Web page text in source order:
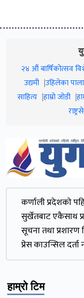
२४ औं बार्षिकोत्सव
उद्यमी उहिलेका
साहित्य हाम्रो जाेडी
कर्णाली प्रदेशकाे
सुर्खेतबाट एकैसाथ
सूचना तथा
प्रेस काउन्सिल
हाम्रो टिम